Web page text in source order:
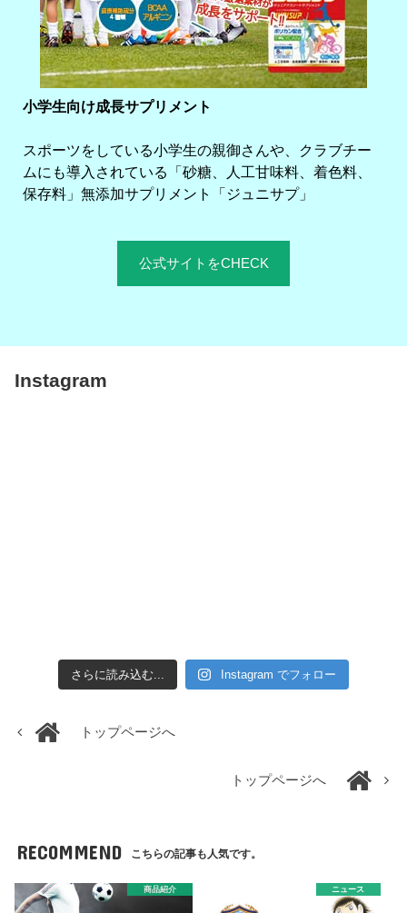
小学生向け成長サプリメント
スポーツをしている小学生の親御さんや、クラブチー
ムにも導入されている「砂糖、人工甘味料、着色料、
保存料」無添加サプリメント「ジュニサプ」
公式サイトをCHECK
Instagram
さらに読み込む... Instagram でフォロー
トップページへ
トップページへ
RECOMMEND こちらの記事も人気です。
商品紹介 ニュース